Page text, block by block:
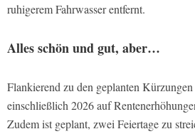
ruhigerem Fahrwasser entfernt.
Alles schön und gut, aber…
Flankierend zu den geplanten
einschließlich 2026 auf
Zudem ist geplant, zwei Feiertage zu